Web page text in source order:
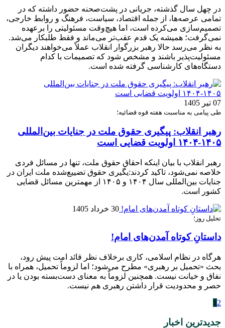
در چهل سال گذشته، جریانی در پشت‌صحنه حضور داشته که در
تمامی عرصه‌ها، از جمله اقتصاد، سیاست، فرهنگ و روابط خارجی،
تصمیم‌سازی می‌کرده است، اما هیچ‌وقت مسئولیتی را برعهده
نمی‌گرفت؛ همیشه یک قدم عقب‌تر می‌ماند و فقط طلبکار می‌شد.
به نظر می‌رسد حالا رهبر بزرگوار انقلاب عملاً می‌خواهند دیگران
مسئولیت‌پذیر باشند و مشخص شود که تصمیمات با کدام
دستگاه‌های کارشناسی گرفته شده است.
07 تیر 1405
طی پیامی به مناسبت هفته قوه قضائیه؛
رهبر انقلاب: پیگیری حقوق ملت در جنایات بین‌المللی
۱۴۰۵-۱۴۰۴ اولویت قضایی است
رهبر انقلاب با بیان اینکه احقاق حقوق ملت، تنها در مسائل فردی
خلاصه نمی‌شود، تاکید کردند:یگیری حقوق تضییع‌شده ملت ایران در
جنایات بین‌المللی سال ۱۴۰۴ و ۱۴۰۵ از مهمترین مسائل قضایی
کشور است.
30 خرداد 1405
تحلیل روز؛
داستانِ کوتاه آمدن‌های امام!
هرگاه در نظام اسلامی، کاری برخلاف نظر قائد امت پیش رود،
بحث «تحمیل بر رهبری» مطرح می‌شود؛ اما لزوماً تحمیل، همراه با
نفاق و خیانت نیست. همچنین لزوماً به معنای دست‌بسته بودن یا در
حصر و محدودیت قرار داشتن رهبری هم نیست.
1 2
جدیدترین اخبار